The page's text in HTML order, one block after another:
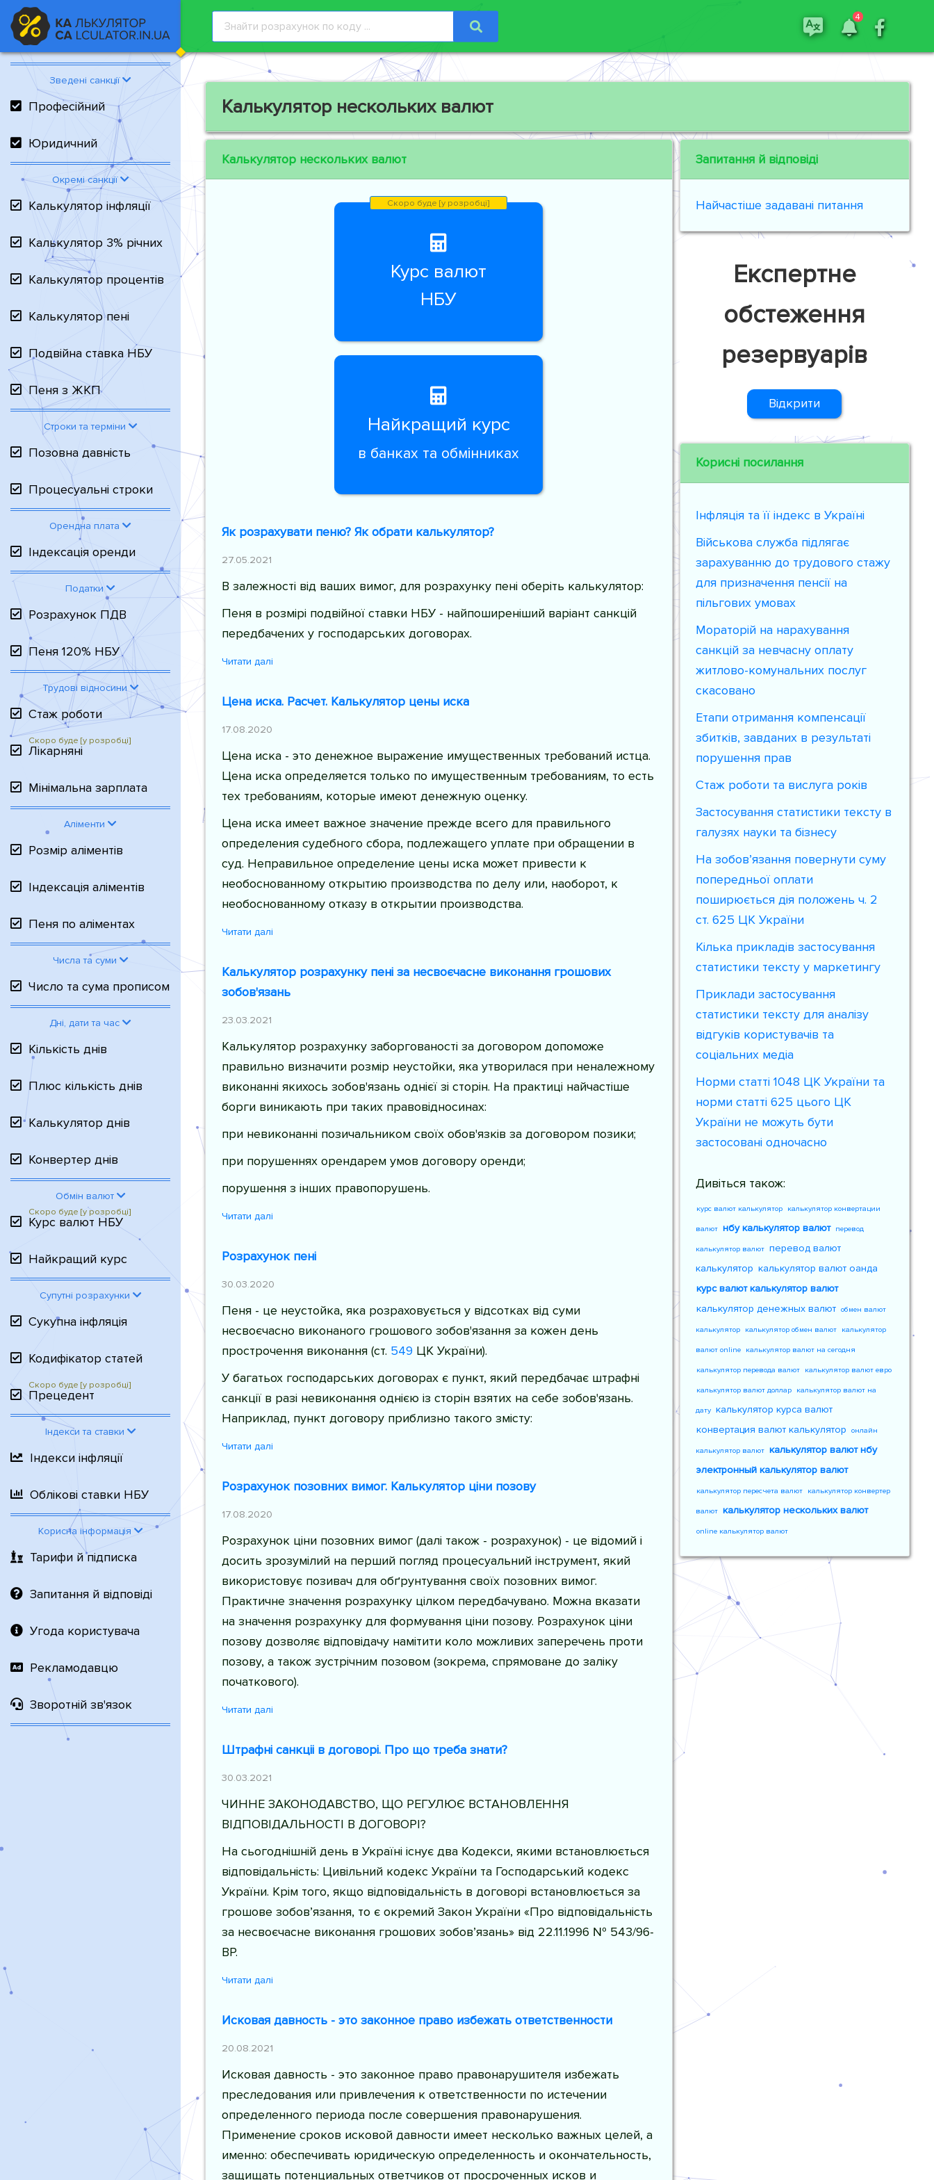
Зведені санкції
Професійний
Юридичний
Окремі санкції
Калькулятор інфляції
Калькулятор 3% річних
Калькулятор процентів
Калькулятор пені
Подвійна ставка НБУ
Пеня з ЖКП
Строки та терміни
Позовна давність
Процесуальні строки
Орендна плата
Індексація оренди
Податки
Розрахунок ПДВ
Пеня 120% НБУ
Трудові відносини
Стаж роботи
Лікарняні
Мінімальна зарплата
Аліменти
Розмір аліментів
Індексація аліментів
Пеня по аліментах
Числа та суми
Число та сума прописом
Дні, дати та час
Кількість днів
Плюс кількість днів
Калькулятор днів
Конвертер днів
Обмін валют
Курс валют НБУ
Найкращий курс
Супутні розрахунки
Сукупна інфляція
Кодифікатор статей
Прецедент
Індекси та ставки
Індекси інфляції
Облікові ставки НБУ
Корисна інформація
Тарифи й підписка
Запитання й відповіді
Угода користувача
Рекламодавцю
Зворотній зв'язок
4
Калькулятор нескольких валют
Калькулятор нескольких валют
Курс валют
НБУ
Найкращий курс
в банках та обмінниках
Як розрахувати пеню? Як обрати калькулятор?
27.05.2021
В залежності від ваших вимог, для розрахунку пені оберіть калькулятор:
Пеня в розмірі подвійної ставки НБУ - найпоширеніший варіант санкцій
передбачених у господарських договорах.
Читати далі
Цена иска. Расчет. Калькулятор цены иска
17.08.2020
Цена иска - это денежное выражение имущественных требований истца.
Цена иска определяется только по имущественным требованиям, то есть
тех требованиям, которые имеют денежную оценку.
Цена иска имеет важное значение прежде всего для правильного
определения судебного сбора, подлежащего уплате при обращении в
суд. Неправильное определение цены иска может привести к
необоснованному открытию производства по делу или, наоборот, к
необоснованному отказу в открытии производства.
Читати далі
Калькулятор розрахунку пені за несвоєчасне виконання грошових
зобов'язань
23.03.2021
Калькулятор розрахунку заборгованості за договором допоможе
правильно визначити розмір неустойки, яка утворилася при неналежному
виконанні якихось зобов'язань однієї зі сторін. На практиці найчастіше
борги виникають при таких правовідносинах:
при невиконанні позичальником своїх обов'язків за договором позики;
при порушеннях орендарем умов договору оренди;
порушення з інших правопорушень.
Читати далі
Розрахунок пені
30.03.2020
Пеня - це неустойка, яка розраховується у відсотках від суми
несвоєчасно виконаного грошового зобов'язання за кожен день
прострочення виконання (ст. 549 ЦК України).
У багатьох господарських договорах є пункт, який передбачає штрафні
санкції в разі невиконання однією із сторін взятих на себе зобов'язань.
Наприклад, пункт договору приблизно такого змісту:
Читати далі
Розрахунок позовних вимог. Калькулятор ціни позову
17.08.2020
Розрахунок ціни позовних вимог (далі також - розрахунок) - це відомий і
досить зрозумілий на перший погляд процесуальний інструмент, який
використовує позивач для обґрунтування своїх позовних вимог.
Практичне значення розрахунку цілком передбачувано. Можна вказати
на значення розрахунку для формування ціни позову. Розрахунок ціни
позову дозволяє відповідачу намітити коло можливих заперечень проти
позову, а також зустрічним позовом (зокрема, спрямоване до заліку
початкового).
Читати далі
Штрафні санкціі в договорі. Про що треба знати?
30.03.2021
ЧИННЕ ЗАКОНОДАВСТВО, ЩО РЕГУЛЮЄ ВСТАНОВЛЕННЯ
ВІДПОВІДАЛЬНОСТІ В ДОГОВОРІ?
На сьогоднішній день в Україні існує два Кодекси, якими встановлюється
відповідальність: Цивільний кодекс України та Господарський кодекс
України. Крім того, якщо відповідальність в договорі встановлюється за
грошове зобов’язання, то є окремий Закон України «Про відповідальність
за несвоєчасне виконання грошових зобов’язань» від 22.11.1996 № 543/96-
ВР.
Читати далі
Исковая давность - это законное право избежать ответственности
20.08.2021
Исковая давность - это законное право правонарушителя избежать
преследования или привлечения к ответственности по истечении
определенного периода после совершения правонарушения.
Применение сроков исковой давности имеет несколько важных целей, а
именно: обеспечивать юридическую определенность и окончательность,
защищать потенциальных ответчиков от просроченных исков и
Запитання й відповіді
Найчастіше задавані питання
Експертне
обстеження
резервуарів
Відкрити
Корисні посилання
Інфляція та її індекс в Україні
Військова служба підлягає
зарахуванню до трудового стажу
для призначення пенсії на
пільгових умовах
Мораторій на нарахування
санкцій за невчасну оплату
житлово-комунальних послуг
скасовано
Етапи отримання компенсації
збитків, завданих в результаті
порушення прав
Стаж роботи та вислуга років
Застосування статистики тексту в
галузях науки та бізнесу
На зобов’язання повернути суму
попередньої оплати
поширюється дія положень ч. 2
ст. 625 ЦК України
Кілька прикладів застосування
статистики тексту у маркетингу
Приклади застосування
статистики тексту для аналізу
відгуків користувачів та
соціальних медіа
Норми статті 1048 ЦК України та
норми статті 625 цього ЦК
України не можуть бути
застосовані одночасно
Дивіться також:
курс валют калькулятор калькулятор конвертации
валют нбу калькулятор валют перевод
калькулятор валют перевод валют
калькулятор калькулятор валют оанда
курс валют калькулятор валют
калькулятор денежных валют обмен валют
калькулятор калькулятор обмен валют калькулятор
валют online калькулятор валют на сегодня
калькулятор перевода валют калькулятор валют евро
калькулятор валют доллар калькулятор валют на
дату калькулятор курса валют
конвертация валют калькулятор
онлайн
калькулятор валют калькулятор валют нбу
электронный калькулятор валют
калькулятор пересчета валют калькулятор конвертер
валют калькулятор нескольких валют
online калькулятор валют